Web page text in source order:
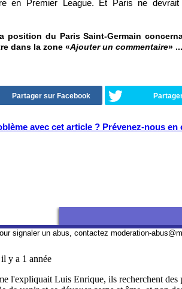
en Premier League. Et Paris ne
position du Paris Saint-Germain
dans la zone «Ajouter un commentaire» ...
Partager sur Facebook
avec cet article ? Prévenez-nous
signaler un abus, contactez moderation-